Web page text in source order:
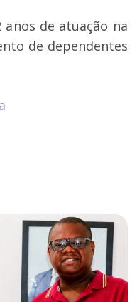
anos de atuação na
de dependentes